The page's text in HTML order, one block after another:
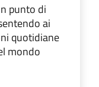
punto di
ai
quotidiane
mondo